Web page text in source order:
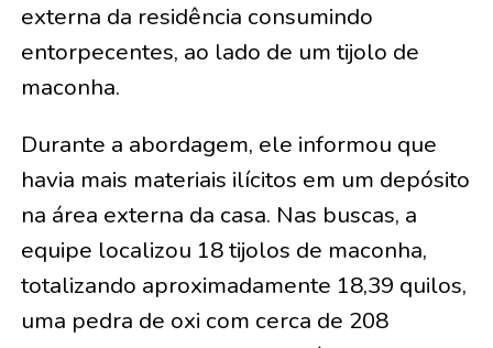
externa da residência consumindo
entorpecentes, ao lado de um tijolo de
maconha.
Durante a abordagem, ele informou que
havia mais materiais ilícitos em um depósito
na área externa da casa. Nas buscas, a
equipe localizou 18 tijolos de maconha,
totalizando aproximadamente 18,39 quilos,
uma pedra de oxi com cerca de 208